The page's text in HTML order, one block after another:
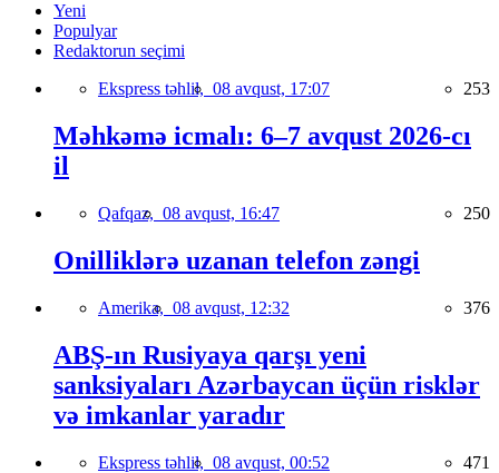
Yeni
Populyar
Redaktorun seçimi
Ekspress təhlil, 08 avqust, 17:07 253
Məhkəmə icmalı: 6–7 avqust 2026-cı
il
Qafqaz, 08 avqust, 16:47 250
Onilliklərə uzanan telefon zəngi
Amerika, 08 avqust, 12:32 376
ABŞ-ın Rusiyaya qarşı yeni
sanksiyaları Azərbaycan üçün risklər
və imkanlar yaradır
Ekspress təhlil, 08 avqust, 00:52 471